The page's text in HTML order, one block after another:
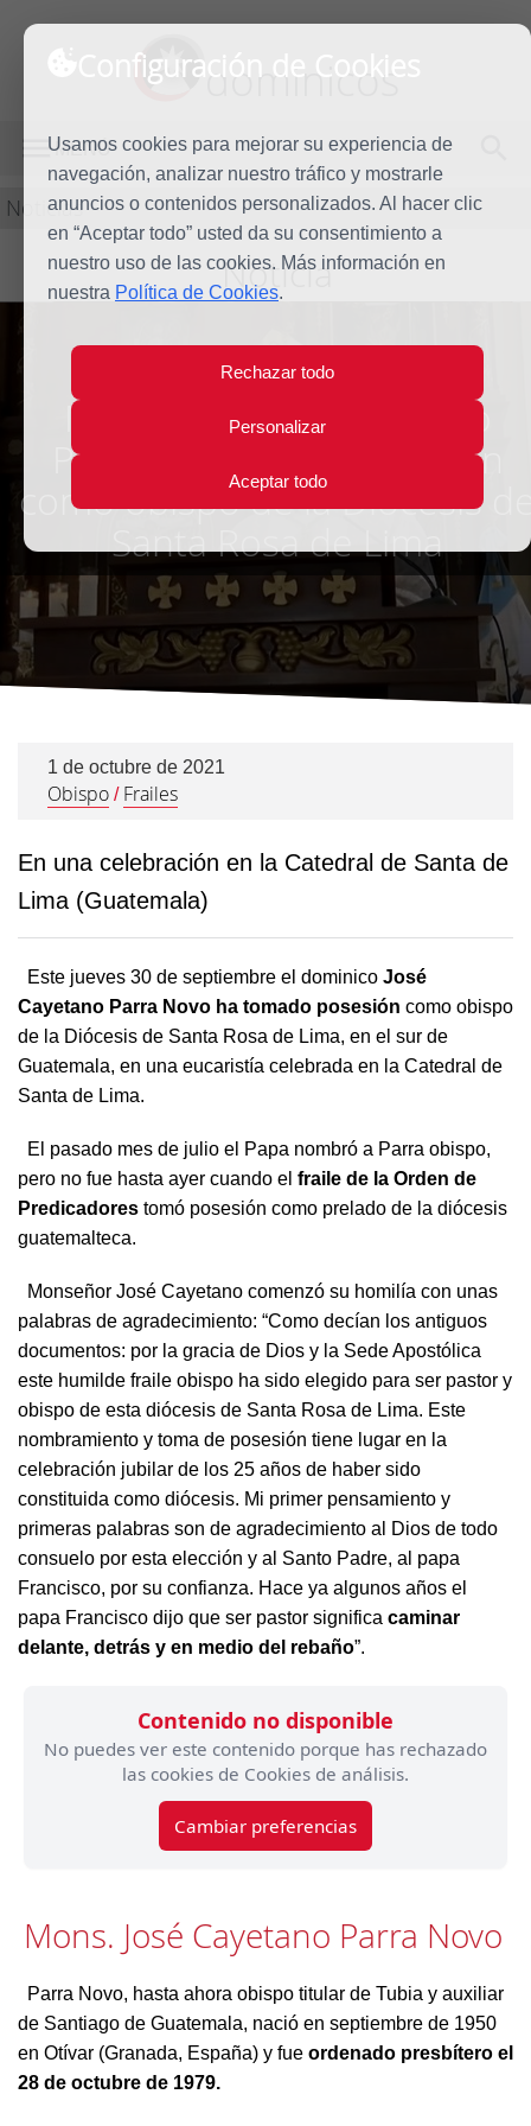
Configuración de Cookies
Usamos cookies para mejorar su experiencia de
navegación, analizar nuestro tráfico y mostrarle
anuncios o contenidos personalizados. Al hacer clic
en “Aceptar todo” usted da su consentimiento a
nuestro uso de las cookies. Más información en
nuestra Política de Cookies.
Rechazar todo
Personalizar
Aceptar todo
dominicos
MENÚ
Noticias
Noticia
Monseñor José Cayetano
Parra Novo toma posesión
como obispo de la Diócesis
Santa Rosa de Lima
1 de octubre de 2021
Obispo / Frailes
En una celebración en la Catedral de Santa de
Lima (Guatemala)
Este jueves 30 de septiembre el dominico José
Cayetano Parra Novo ha tomado posesión como obispo
de la Diócesis de Santa Rosa de Lima, en el sur de
Guatemala, en una eucaristía celebrada en la Catedral de
Santa de Lima.
El pasado mes de julio el Papa nombró a Parra obispo,
pero no fue hasta ayer cuando el fraile de la Orden de
Predicadores tomó posesión como prelado de la diócesis
guatemalteca.
Monseñor José Cayetano comenzó su homilía con unas
palabras de agradecimiento: “Como decían los antiguos
documentos: por la gracia de Dios y la Sede Apostólica
este humilde fraile obispo ha sido elegido para ser pastor y
obispo de esta diócesis de Santa Rosa de Lima. Este
nombramiento y toma de posesión tiene lugar en la
celebración jubilar de los 25 años de haber sido
constituida como diócesis. Mi primer pensamiento y
primeras palabras son de agradecimiento al Dios de todo
consuelo por esta elección y al Santo Padre, al papa
Francisco, por su confianza. Hace ya algunos años el
papa Francisco dijo que ser pastor significa caminar
delante, detrás y en medio del rebaño”.
Contenido no disponible
No puedes ver este contenido porque has rechazado
las cookies de Cookies de análisis.
Cambiar preferencias
Mons. José Cayetano Parra Novo
Parra Novo, hasta ahora obispo titular de Tubia y auxiliar
de Santiago de Guatemala, nació en septiembre de 1950
en Otívar (Granada, España) y fue ordenado presbítero el
28 de octubre de 1979.